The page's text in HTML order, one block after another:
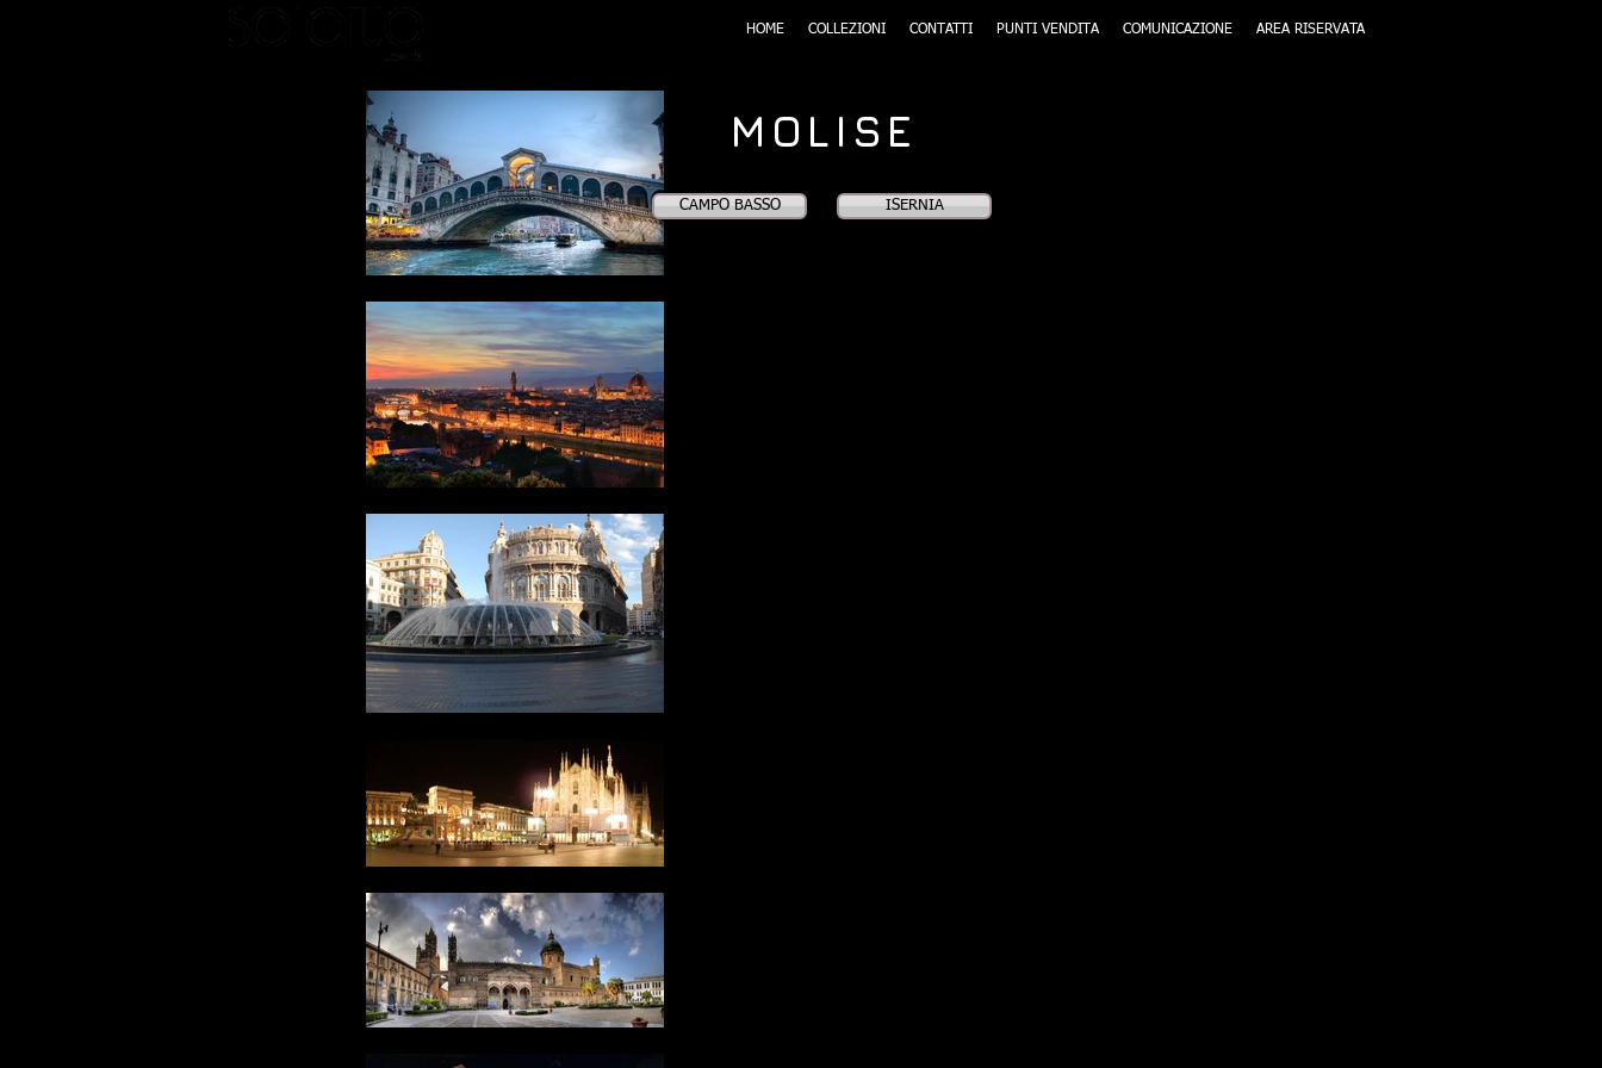
HOME COLLEZIONI CONTATTI PUNTI VENDITA COMUNICAZIONE AREA RISERVATA
CAMPO BASSO ISERNIA
MOLISE